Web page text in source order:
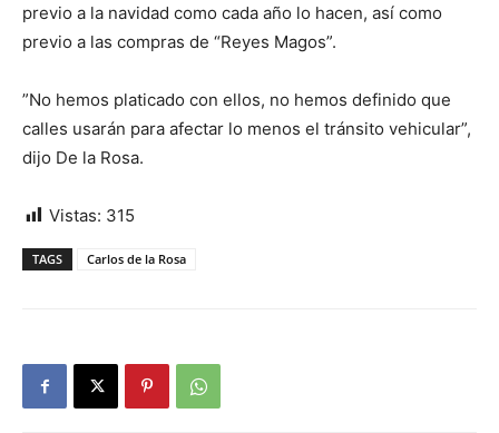
previo a la navidad como cada año lo hacen, así como
previo a las compras de “Reyes Magos”.
”No hemos platicado con ellos, no hemos definido que
calles usarán para afectar lo menos el tránsito vehicular”,
dijo De la Rosa.
Vistas: 315
TAGS Carlos de la Rosa